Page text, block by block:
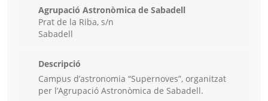
Agrupació Astronòmica de Sabadell
Prat de la Riba, s/n
Sabadell
Descripció
Campus d’astronomia “Supernoves”, organitzat
per l’Agrupació Astronòmica de Sabadell.